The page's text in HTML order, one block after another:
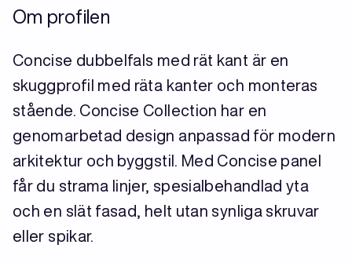
Om profilen
Concise dubbelfals med rät kant är en
skuggprofil med räta kanter och monteras
stående. Concise Collection har en
genomarbetad design anpassad för modern
arkitektur och byggstil. Med Concise panel
får du strama linjer, spesialbehandlad yta
och en slät fasad, helt utan synliga skruvar
eller spikar.